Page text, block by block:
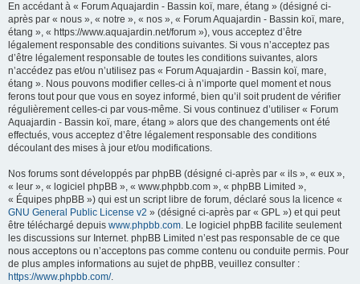
En accédant à « Forum Aquajardin - Bassin koï, mare, étang » (désigné ci-
après par « nous », « notre », « nos », « Forum Aquajardin - Bassin koï, mare,
étang », « https://www.aquajardin.net/forum »), vous acceptez d’être
légalement responsable des conditions suivantes. Si vous n’acceptez pas
d’être légalement responsable de toutes les conditions suivantes, alors
n’accédez pas et/ou n’utilisez pas « Forum Aquajardin - Bassin koï, mare,
étang ». Nous pouvons modifier celles-ci à n’importe quel moment et nous
ferons tout pour que vous en soyez informé, bien qu’il soit prudent de vérifier
régulièrement celles-ci par vous-même. Si vous continuez d’utiliser « Forum
Aquajardin - Bassin koï, mare, étang » alors que des changements ont été
effectués, vous acceptez d’être légalement responsable des conditions
découlant des mises à jour et/ou modifications.
Nos forums sont développés par phpBB (désigné ci-après par « ils », « eux »,
« leur », « logiciel phpBB », « www.phpbb.com », « phpBB Limited »,
« Équipes phpBB ») qui est un script libre de forum, déclaré sous la licence «
GNU General Public License v2 » (désigné ci-après par « GPL ») et qui peut
être téléchargé depuis www.phpbb.com. Le logiciel phpBB facilite seulement
les discussions sur Internet. phpBB Limited n’est pas responsable de ce que
nous acceptons ou n’acceptons pas comme contenu ou conduite permis. Pour
de plus amples informations au sujet de phpBB, veuillez consulter :
https://www.phpbb.com/.